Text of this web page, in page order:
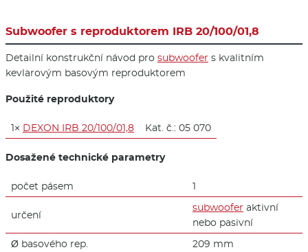
Subwoofer s reproduktorem IRB 20/100/01,8
Detailní konstrukční návod pro subwoofer s kvalitním
kevlarovým basovým reproduktorem
Použité reproduktory
1× DEXON IRB 20/100/01,8 Kat. č.: 05 070
Dosažené technické parametry
počet pásem 1
určení
subwoofer aktivní
nebo pasivní
Ø basového rep.
209 mm